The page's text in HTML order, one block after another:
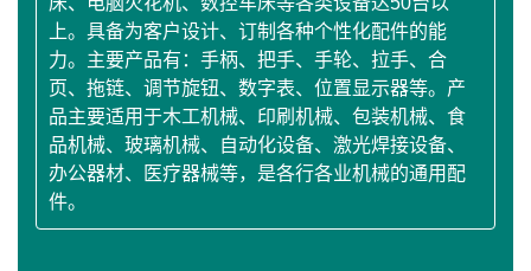
上。具备为客户设计、订制各种个性化配件的能
力。主要产品有：手柄、把手、手轮、拉手、合
页、拖链、调节旋钮、数字表、位置显示器等。产
品主要适用于木工机械、印刷机械、包装机械、食
品机械、玻璃机械、自动化设备、激光焊接设备、
办公器材、医疗器械等，是各行各业机械的通用配
件。